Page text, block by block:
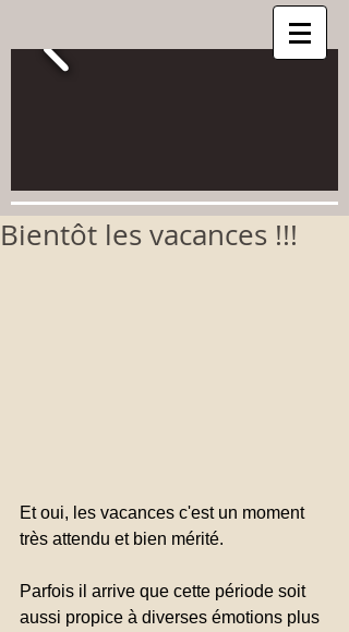
Bientôt les vacances !!!
Et oui, les vacances c'est un moment
très attendu et bien mérité.
Parfois il arrive que cette période soit
aussi propice à diverses émotions plus